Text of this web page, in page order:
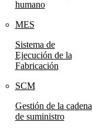
humano
MES
Sistema de
Ejecución de la
Fabricación
SCM
Gestión de la cadena
de suministro